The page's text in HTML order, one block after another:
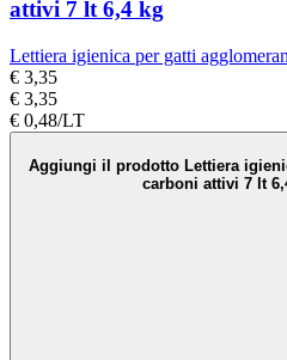
attivi 7 lt 6,4 kg
Lettiera igienica per gatti
€ 3,35
€ 3,35
€ 0,48/LT
Aggiungi il prodotto Lettiera
carboni attivi 7 lt